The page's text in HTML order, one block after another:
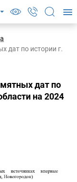
дат по истории г.
дат по
на 2024